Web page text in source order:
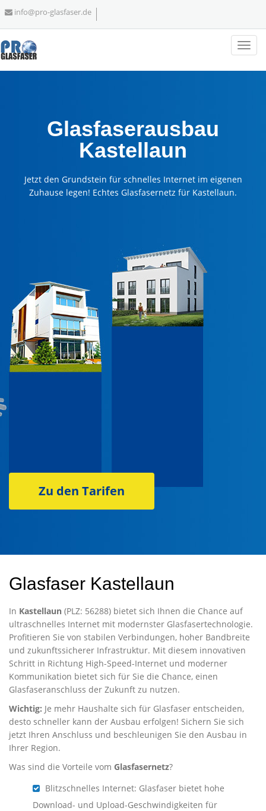
info@pro-glasfaser.de
Glasfaserausbau
Kastellaun
Jetzt den Grundstein für schnelles Internet im eigenen
Zuhause legen! Echtes Glasfasernetz für Kastellaun.
Zu den Tarifen
Glasfaser Kastellaun
In Kastellaun (PLZ: 56288) bietet sich Ihnen die Chance auf
ultraschnelles Internet mit modernster Glasfasertechnologie.
Profitieren Sie von stabilen Verbindungen, hoher Bandbreite
und zukunftssicherer Infrastruktur. Mit diesem innovativen
Schritt in Richtung High-Speed-Internet und moderner
Kommunikation bietet sich für Sie die Chance, einen
Glasfaseranschluss der Zukunft zu nutzen.
Wichtig: Je mehr Haushalte sich für Glasfaser entscheiden,
desto schneller kann der Ausbau erfolgen! Sichern Sie sich
jetzt Ihren Anschluss und beschleunigen Sie den Ausbau in
Ihrer Region.
Was sind die Vorteile vom Glasfasernetz?
Blitzschnelles Internet: Glasfaser bietet hohe
Download- und Upload-Geschwindigkeiten für